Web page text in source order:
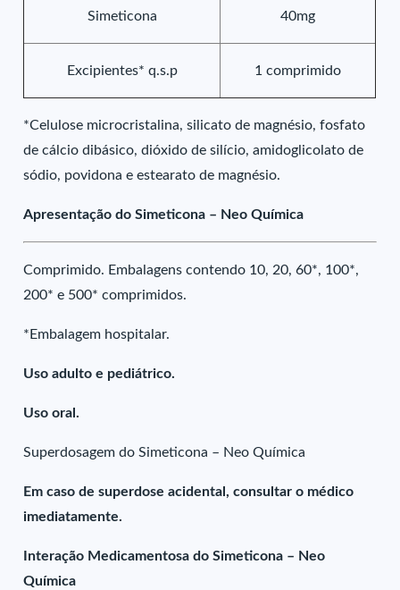
Simeticona 40mg
Excipientes* q.s.p 1 comprimido
*Celulose microcristalina, silicato de magnésio, fosfato
de cálcio dibásico, dióxido de silício, amidoglicolato de
sódio, povidona e estearato de magnésio.
Apresentação do Simeticona – Neo Química
Comprimido. Embalagens contendo 10, 20, 60*, 100*,
200* e 500* comprimidos.
*Embalagem hospitalar.
Uso adulto e pediátrico.
Uso oral.
Superdosagem do Simeticona – Neo Química
Em caso de superdose acidental, consultar o médico
imediatamente.
Interação Medicamentosa do Simeticona – Neo
Química